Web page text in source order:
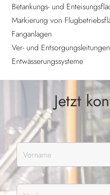
Betankungs- und
Markierung von
Fanganlagen
Ver- und Entsorgungsleitungen
Entwässerungssysteme
Jetzt